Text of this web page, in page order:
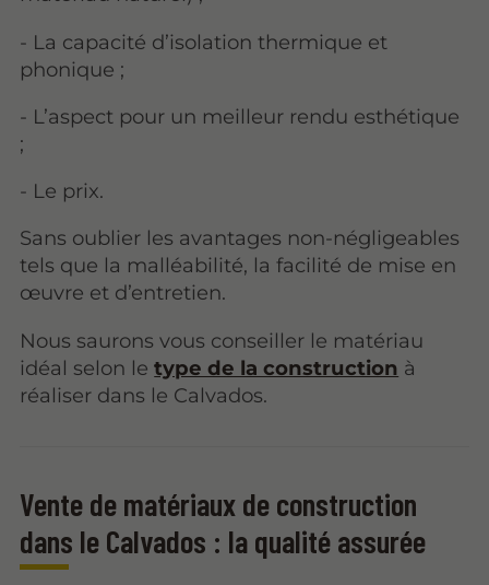
- La capacité d’isolation thermique et
phonique ;
- L’aspect pour un meilleur rendu esthétique
;
- Le prix.
Sans oublier les avantages non-négligeables
tels que la malléabilité, la facilité de mise en
œuvre et d’entretien.
Nous saurons vous conseiller le matériau
idéal selon letype de la construction à
réaliser dans le Calvados.
Vente de matériaux de construction
dans le Calvados : la qualité assurée